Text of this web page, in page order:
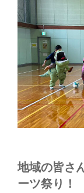
地域の皆さ
ーツ祭り！